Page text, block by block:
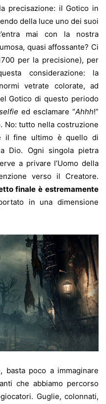
precisazione: il Gotico in
della luce uno dei suoi
mai con la nostra
quasi affossante? Ci
per la precisione), per
considerazione: la
vetrate colorate, ad
Gotico di questo periodo
ed esclamare “Ahhh!”
No: tutto nella costruzione
il fine ultimo è quello di
Dio. Ogni singola pietra
a privare l’Uomo della
verso il Creatore.
finale è estremamente
in una dimensione
basta poco a immaginare
che abbiamo percorso
Guglie, colonnati,